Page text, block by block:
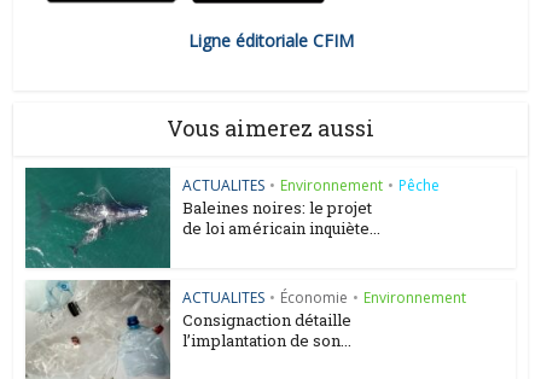
Ligne éditoriale CFIM
Vous aimerez aussi
ACTUALITES • Environnement • Pêche
Baleines noires: le projet
de loi américain inquiète...
ACTUALITES • Économie • Environnement
Consignaction détaille
l’implantation de son...